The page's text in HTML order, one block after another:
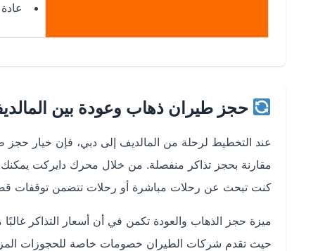
حجز طيران ذهاب وعودة بين
عند التخطيط لرحلة من المالديف إلى دبي، فإن خيار
مقارنة بحجز تذاكر منفصلة. من خلال محرك دايركت
كنت تبحث عن رحلات مباشرة أو رحلات تتضمن توقفات
ميزة حجز الذهاب والعودة تكمن في أن أسعار التذاكر
حيث تقدم شركات الطيران خصومات خاصة للحجوزات